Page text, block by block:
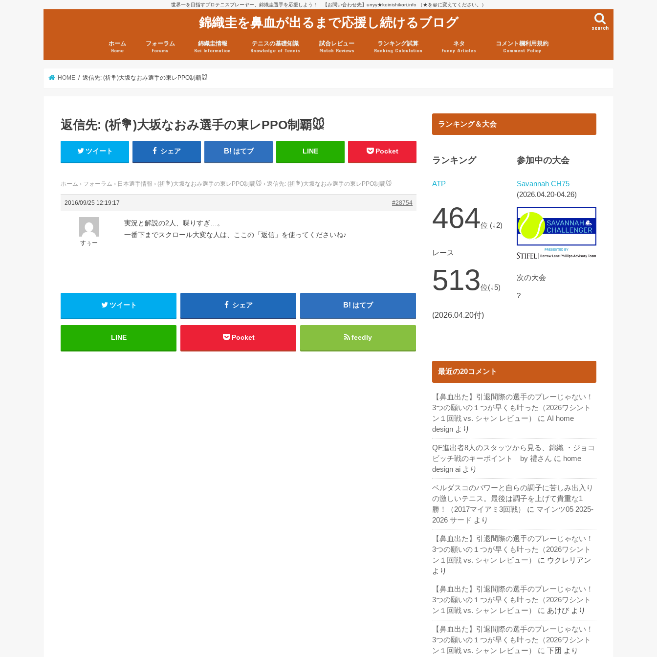
世界一を目指すプロテニスプレーヤー、錦織圭選手を応援しよう！ 【お問い合わせ先】urryy★keinishikori.info （★を@に変えてください。）
錦織圭を鼻血が出るまで応援し続けるブログ search
ホーム
Home
フォーラム
Forums
錦織圭情報
Kei Information
日現在）
点）
テニスの基礎知識
Knowledge of Tennis
試合レビュー
Match Reviews
ランキング試算
Ranking Calculation
ネタ
Funny Articles
コメント欄利用規約
Comment Policy
HOME 返信先: (祈💐)大坂なおみ選手の東レPPO制覇🐭
返信先: (祈💐)大坂なおみ選手の東レPPO制覇🐭
ツイート シェア はてブ LINE Pocket
ホーム › フォーラム › 日本選手情報 › (祈💐)大坂なおみ選手の東レPPO制覇🐭 › 返信先: (祈💐)大坂なおみ選手の東レPPO制覇🐭
2016/09/25 12:19:17 #28754
すぅー
実況と解説の2人、喋りすぎ…。
一番下までスクロール大変な人は、ここの「返信」を使ってくださいね♪
ツイート シェア はてブ
LINE Pocket feedly
ランキング＆大会
ランキング
ATP
464位 (↓2)
レース
513位(↓5)
(2026.04.20付)
参加中の大会
Savannah CH75
(2026.04.20-04.26)
次の大会
?
最近の20コメント
【鼻血出た】引退間際の選手のプレーじゃない！
3つの願いの１つが早くも叶った（2026ワシント
ン１回戦 vs. シャン レビュー）
に AI home
design より
QF進出者8人のスタッツから見る、錦織 ・ジョコ
ビッチ戦のキーポイント by 禮さん に home
design ai より
ベルダスコのパワーと自らの調子に苦しみ出入り
の激しいテニス。最後は調子を上げて貴重な1
勝！（2017マイアミ3回戦）
に マインツ05 2025-
2026 サード より
【鼻血出た】引退間際の選手のプレーじゃない！
3つの願いの１つが早くも叶った（2026ワシント
ン１回戦 vs. シャン レビュー）
に ウクレリアン
より
【鼻血出た】引退間際の選手のプレーじゃない！
3つの願いの１つが早くも叶った（2026ワシント
ン１回戦 vs. シャン レビュー）
に あけび より
【鼻血出た】引退間際の選手のプレーじゃない！
3つの願いの１つが早くも叶った（2026ワシント
ン１回戦 vs. シャン レビュー）
に 下団 より